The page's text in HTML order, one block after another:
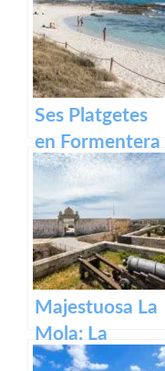
Mallorca.
Ses Platgetes
en Formentera
Majestuosa La
Mola: La
Fortaleza de